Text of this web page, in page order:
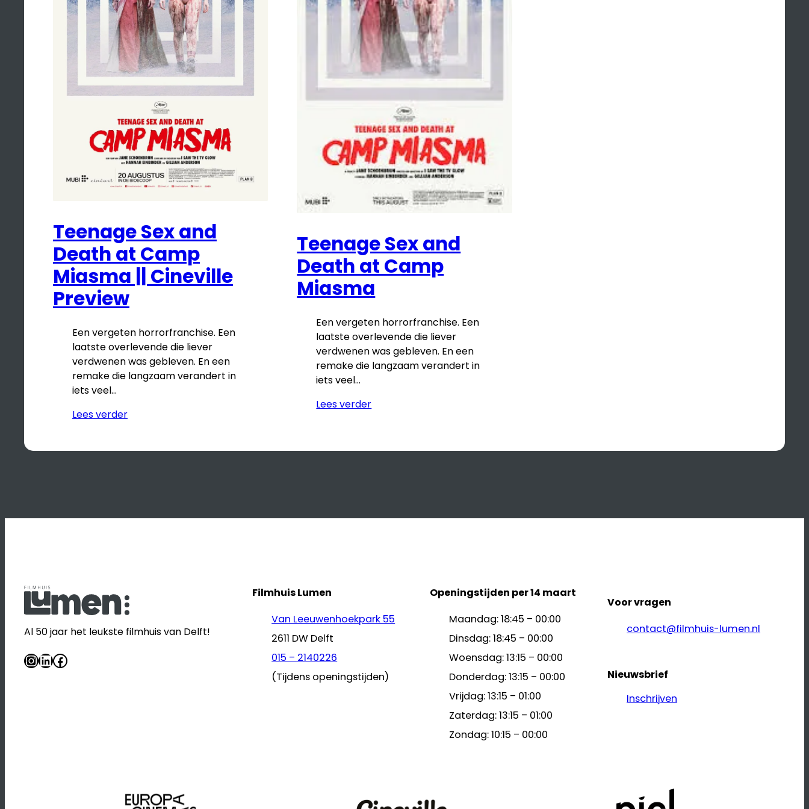
Teenage Sex and
Death at Camp
Miasma || Cineville
Preview
Een vergeten horrorfranchise. Een
laatste overlevende die liever
verdwenen was gebleven. En een
remake die langzaam verandert in
iets veel…
Lees verder
Teenage Sex and
Death at Camp
Miasma
Een vergeten horrorfranchise. Een
laatste overlevende die liever
verdwenen was gebleven. En een
remake die langzaam verandert in
iets veel…
Lees verder
Al 50 jaar het leukste filmhuis van Delft!
InstagramLinkedIn Facebook
Filmhuis Lumen
Van Leeuwenhoekpark 55
2611 DW Delft
015 – 2140226
(Tijdens openingstijden)
Openingstijden per 14 maart
Maandag: 18:45 – 00:00
Dinsdag: 18:45 – 00:00
Woensdag: 13:15 – 00:00
Donderdag: 13:15 – 00:00
Vrijdag: 13:15 – 01:00
Zaterdag: 13:15 – 01:00
Zondag: 10:15 – 00:00
Voor vragen
contact@filmhuis-lumen.nl
Nieuwsbrief
Inschrijven